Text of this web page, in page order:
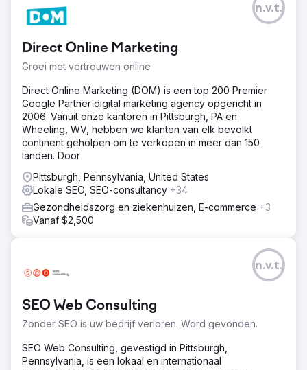
Direct Online Marketing
Groei met vertrouwen online
n.v.t.
Direct Online Marketing (DOM) is een top 200 Premier
Google Partner digital marketing agency opgericht in
2006. Vanuit onze kantoren in Pittsburgh, PA en
Wheeling, WV, hebben we klanten van elk bevolkt
continent geholpen om te verkopen in meer dan 150
landen. Door
Pittsburgh, Pennsylvania, United States
Lokale SEO, SEO-consultancy +34
Gezondheidszorg en ziekenhuizen, E-commerce +3
Vanaf $2,500
SEO Web Consulting
Zonder SEO is uw bedrijf verloren. Word gevonden.
n.v.t.
SEO Web Consulting, gevestigd in Pittsburgh,
Pennsylvania, is een lokaal en internationaal